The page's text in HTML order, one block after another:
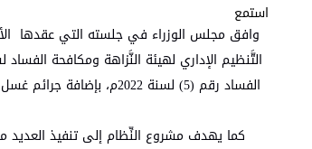
استمع
الفساد رقم (5) لسنة
كما يهدف مشروع النِّظام إلى تنفيذ العديد